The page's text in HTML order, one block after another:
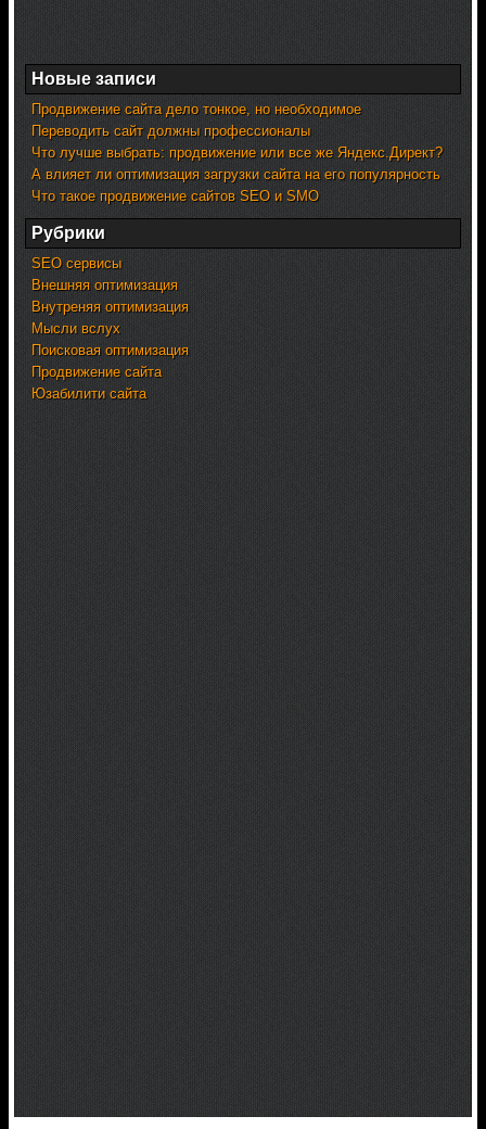
Новые записи
Продвижение сайта дело тонкое, но необходимое
Переводить сайт должны профессионалы
Что лучше выбрать: продвижение или все же Яндекс.Директ?
А влияет ли оптимизация загрузки сайта на его популярность
Что такое продвижение сайтов SEO и SMO
Рубрики
SEO сервисы
Внешняя оптимизация
Внутреняя оптимизация
Мысли вслух
Поисковая оптимизация
Продвижение сайта
Юзабилити сайта